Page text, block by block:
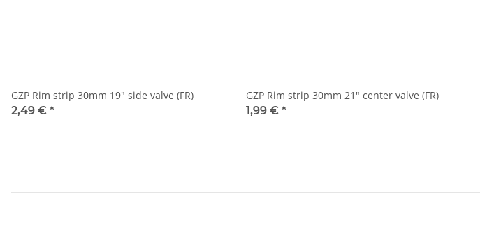
GZP Rim strip 30mm 19" side valve (FR)
2,49 € *
GZP Rim strip 30mm 21" center valve (FR)
1,99 € *